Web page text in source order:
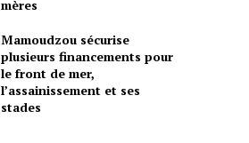
mères
Mamoudzou sécurise
plusieurs financements pour
le front de mer,
l’assainissement et ses
stades